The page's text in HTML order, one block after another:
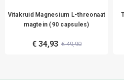
Vitakruid Magnesium L-threonaat
magtein (90 capsules)
€ 34,93 € 49,90